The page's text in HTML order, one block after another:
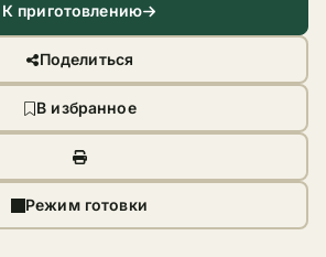
К приготовлению
Поделиться
В избранное
Режим готовки